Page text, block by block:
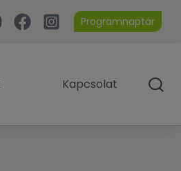
Programnaptár
Kapcsolat